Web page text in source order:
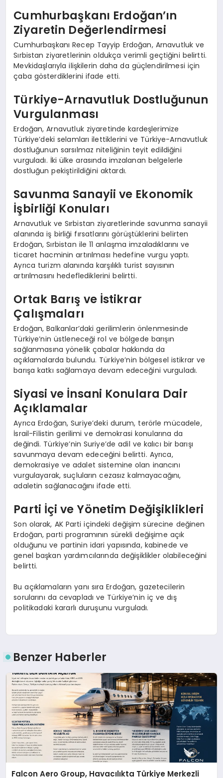
Cumhurbaşkanı Erdoğan’ın
Ziyaretin Değerlendirmesi
Cumhurbaşkanı Recep Tayyip Erdoğan, Arnavutluk ve
Sırbistan ziyaretlerinin oldukça verimli geçtiğini belirtti.
Mevkidaşlarıyla ilişkilerin daha da güçlendirilmesi için
çaba gösterdiklerini ifade etti.
Türkiye-Arnavutluk Dostluğunun
Vurgulanması
Erdoğan, Arnavutluk ziyaretinde kardeşlerimize
Türkiye’deki selamları ilettiklerini ve Türkiye-Arnavutluk
dostluğunun sarsılmaz niteliğinin teyit edildiğini
vurguladı. İki ülke arasında imzalanan belgelerle
dostluğun pekiştirildiğini aktardı.
Savunma Sanayii ve Ekonomik
İşbirliği Konuları
Arnavutluk ve Sırbistan ziyaretlerinde savunma sanayii
alanında iş birliği fırsatlarını görüştüklerini belirten
Erdoğan, Sırbistan ile 11 anlaşma imzaladıklarını ve
ticaret hacminin artırılması hedefine vurgu yaptı.
Ayrıca turizm alanında karşılıklı turist sayısının
artırılmasını hedeflediklerini belirtti.
Ortak Barış ve İstikrar
Çalışmaları
Erdoğan, Balkanlar’daki gerilimlerin önlenmesinde
Türkiye’nin üstleneceği rol ve bölgede barışın
sağlanmasına yönelik çabalar hakkında da
açıklamalarda bulundu. Türkiye’nin bölgesel istikrar ve
barışa katkı sağlamaya devam edeceğini vurguladı.
Siyasi ve İnsani Konulara Dair
Açıklamalar
Ayrıca Erdoğan, Suriye’deki durum, terörle mücadele,
İsrail-Filistin gerilimi ve demokrasi konularına da
değindi. Türkiye’nin Suriye’de adil ve kalıcı bir barışı
savunmaya devam edeceğini belirtti. Ayrıca,
demokrasiye ve adalet sistemine olan inancını
vurgulayarak, suçluların cezasız kalmayacağını,
adaletin sağlanacağını ifade etti.
Parti İçi ve Yönetim Değişiklikleri
Son olarak, AK Parti içindeki değişim sürecine değinen
Erdoğan, parti programının sürekli değişime açık
olduğunu ve partinin idari yapısında, kabinede ve
genel başkan yardımcılarında değişiklikler olabileceğini
belirtti.
Bu açıklamaların yanı sıra Erdoğan, gazetecilerin
sorularını da cevapladı ve Türkiye’nin iç ve dış
politikadaki kararlı duruşunu vurguladı.
Benzer Haberler
Falcon Aero Group, Havacılıkta Türkiye Merkezli